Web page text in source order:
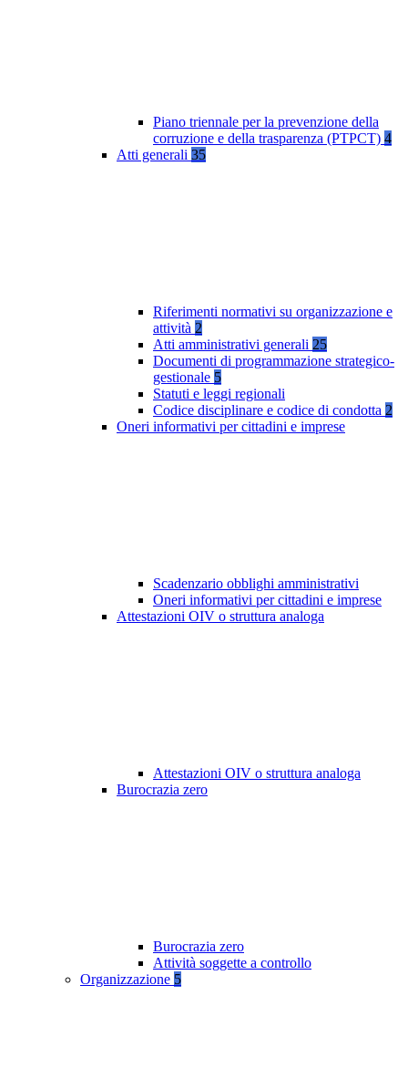
Piano triennale per la prevenzione della
corruzione e della trasparenza (PTPCT) 4
Atti generali 35
Riferimenti normativi su organizzazione e
attività 2
Atti amministrativi generali 25
Documenti di programmazione strategico-
gestionale 5
Statuti e leggi regionali
Codice disciplinare e codice di condotta 2
Oneri informativi per cittadini e imprese
Scadenzario obblighi amministrativi
Oneri informativi per cittadini e imprese
Attestazioni OIV o struttura analoga
Attestazioni OIV o struttura analoga
Burocrazia zero
Burocrazia zero
Attività soggette a controllo
Organizzazione 5